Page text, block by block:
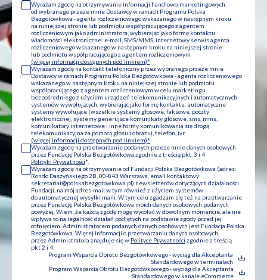
Wyrażam zgodę na otrzymywanie informacji handlowo-marketingowych
od wybranego przeze mnie Dostawcy w ramach Programu Polska
Bezgotówkowa - agenta rozliczeniowego wskazanegow następnym kroku
na niniejszej stronie lub podmiotu współpracującego z agentem
rozliczeniowym jako administratora, wybierając jako formę kontaktu
wiadomości elektroniczne: e-mail, SMS/MMS, internetowy serwis agenta
rozliczeniowego wskazanegow następnym kroku na niniejszej stronie
lub podmiotu współpracującego z agentem rozliczeniowym
więcej informacji dostępnych pod linkiem
Wyrażam zgodę na kontakt telefoniczny przez wybranego przeze mnie
Dostawcy w ramach Programu Polska Bezgotówkowa - agenta rozliczeniowego
wskazanegow następnym kroku na niniejszej stronie lub podmiotu
współpracującego z agentem rozliczeniowym w celu marketingu
bezpośredniego z użyciem urządzeń telekomunikacyjnych i automatycznych
systemów wywołujących, wybierając jako formę kontaktu: automatyczne
systemy wywołujące (wszelkie systemy głosowe, faksowe, poczty
elektronicznej, systemy generujące komunikaty głosowe, sms, mms,
komunikatory internetowe i inne formy komunikowania się drogą
telekomunikacyjna za pomocą głosu i obrazu), telefon, ivr
więcej informacji dostępnych pod linkiem
Wyrażam zgodę na przetwarzanie podanych przeze mnie danych osobowych
przez Fundację Polska Bezgotówkowa zgodnie z treścią pkt. 3 i 4
Polityki Prywatności*.
Wyrażam zgodę na otrzymywanie od Fundacji Polska Bezgotówkowa (adres:
Rondo Daszyńskiego 2B, 00-843 Warszawa, email kontaktowy:
sekretariat@polskabezgotowkowa.pl) newsletterów dotyczących działalności
Fundacji, na mój adres-mail w tym również z użyciem systemów
do automatycznej wysyłki maili. W tym celu zgadzam się też na przetwarzanie
przez Fundację Polska Bezgotówkowa moich danych osobowych podanych
powyżej. Wiem, że każdą zgodę mogę wycofać w dowolnym momencie, ale nie
wpływa to na legalność działań podjętych na podstawie zgody przed jej
cofnięciem. Administratorem podanych danych osobowych jest Fundacja Polska
Bezgotówkowa. Więcej informacji o przetwarzaniu danych osobowych
przez Administratora znajduje się w Polityce Prywatności zgodnie z treścią
pkt 2 i 4.
Program Wsparcia Obrotu Bezgotówkowego - wyciąg dla Akceptanta
Standardowego w terminalach
Program Wsparcia Obrotu Bezgotówkowego - wyciąg dla Akceptanta
Standardowego w kanale eCommerce